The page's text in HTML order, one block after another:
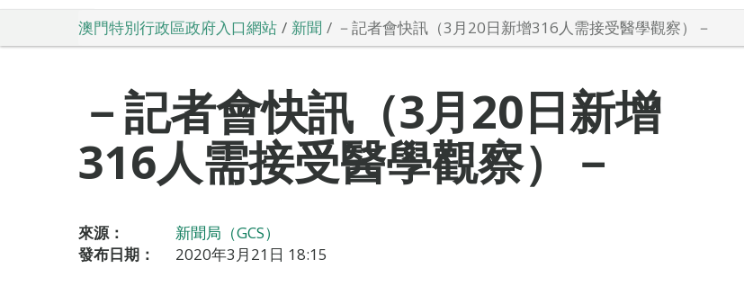
澳門特別行政區政府入口網站 新聞 －記者會快訊（3月20日新增316人需接受醫學觀察）－
－記者會快訊（3月20日新增
316人需接受醫學觀察）－
來源：
新聞局（GCS）
發布日期：
2020年3月21日 18:15